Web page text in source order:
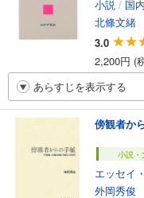
小説 / 国
北條文緒
3.0
2,200円 (
あらすじを表示する
傍観者か
小説・
エッセイ
外岡秀俊